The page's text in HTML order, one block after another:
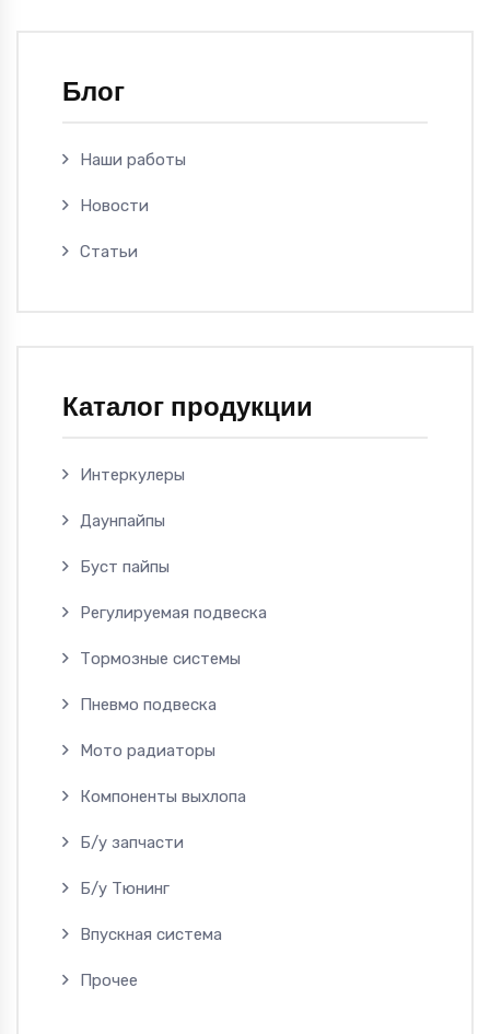
Блог
Наши работы
Новости
Статьи
Каталог продукции
Интеркулеры
Даунпайпы
Буст пайпы
Регулируемая подвеска
Тормозные системы
Пневмо подвеска
Мото радиаторы
Компоненты выхлопа
Б/у запчасти
Б/у Тюнинг
Впускная система
Прочее